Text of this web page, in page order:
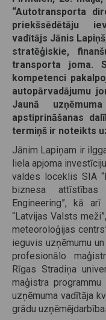
“Autotransporta
priekšsēdētāju
vadītājs Jānis
stratēģiskie,
transporta joma.
kompetenci
autopārvadājumu
Jaunā
apstiprināšanas
termiņš ir noteikts
Jānim Lapiņam ir
liela apjoma
valdes loceklis SIA
biznesa
Engineering”, kā
“Latvijas Valsts
meteoroloģijas
ieguvis uzņēmumu
profesionālo
Rīgas Stradiņa
maģistra
uzņēmuma vadītāja
grādu